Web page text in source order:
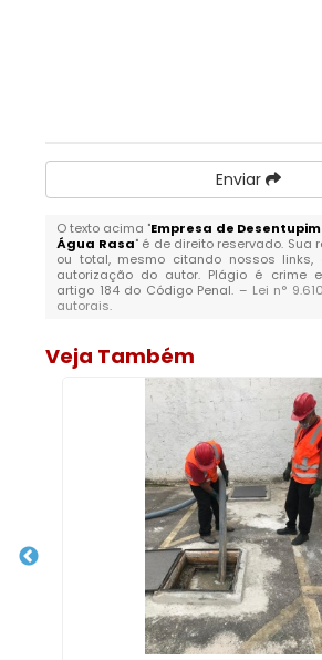
Enviar
O texto acima "Empresa de
Água Rasa" é de direito reservado. Sua
ou total, mesmo citando nossos
autorização do autor. Plágio é crime
artigo 184 do Código Penal. – Lei n°
autorais.
Veja Também